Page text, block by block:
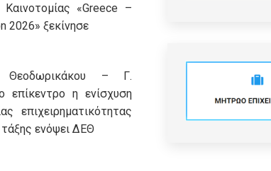
«Greece –
2026» ξεκίνησε
Θεοδωρικάκου – Γ.
επίκεντρο η ενίσχυση
επιχειρηματικότητας
ενόψει ΔΕΘ